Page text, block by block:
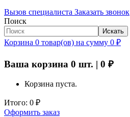
Вызов специалиста Заказать звонок
Поиск
Искать
Корзина 0 товар(ов) на сумму 0 ₽
Ваша корзина 0 шт. | 0 ₽
Корзина пуста.
Итого: 0 ₽
Оформить заказ